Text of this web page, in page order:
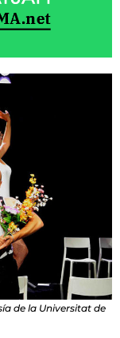
de la Universitat de